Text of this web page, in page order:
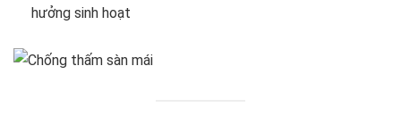
hưởng sinh hoạt